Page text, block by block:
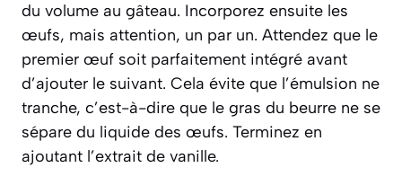
du volume au gâteau. Incorporez ensuite les
œufs, mais attention, un par un. Attendez que le
premier œuf soit parfaitement intégré avant
d’ajouter le suivant. Cela évite que l’émulsion ne
tranche, c’est-à-dire que le gras du beurre ne se
sépare du liquide des œufs. Terminez en
ajoutant l’extrait de vanille.